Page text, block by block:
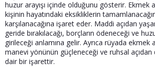
huzur arayışı içinde olduğunu gösterir. Ekmek
kişinin hayatındaki eksikliklerin
karşılanacağına işaret eder. Maddi açıdan
geride bırakılacağı, borçların ödeneceği ve
girileceği anlamına gelir. Ayrıca rüyada ekmek
manevi yönünün güçleneceği ve ruhsal açıdan
dair bir işarettir.